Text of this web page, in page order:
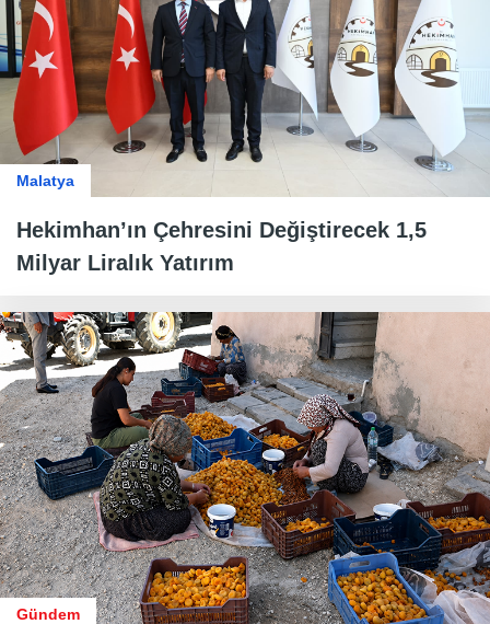
Malatya
Hekimhan’ın Çehresini Değiştirecek 1,5
Milyar Liralık Yatırım
Gündem